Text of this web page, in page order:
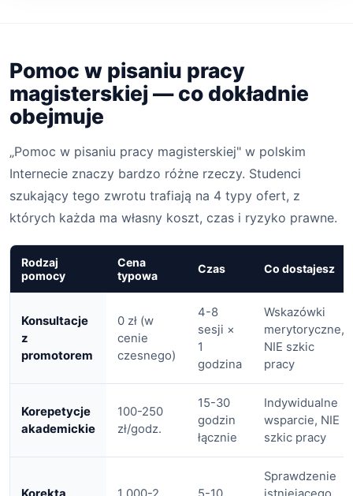
Pomoc w pisaniu pracy
magisterskiej — co dokładnie
obejmuje
„Pomoc w pisaniu pracy magisterskiej" w polskim
Internecie znaczy bardzo różne rzeczy. Studenci
szukający tego zwrotu trafiają na 4 typy ofert, z
których każda ma własny koszt, czas i ryzyko prawne.
Rodzaj
pomocy
Cena
typowa
Czas Co dostajesz
Konsultacje
z
promotorem
0 zł (w
cenie
czesnego)
4-8
sesji ×
1
godzina
Wskazówki
merytoryczne,
NIE szkic
pracy
Korepetycje
akademickie
100-250
zł/godz.
15-30
godzin
łącznie
Indywidualne
wsparcie, NIE
szkic pracy
Sprawdzenie